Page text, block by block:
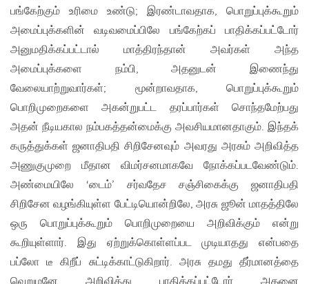
பங்கேற்கும் உரிமை உண்டு; இரண்டாவதாக, பொறுப்புக்கூறும்
அமைப்புக்களின் வடிவமைப்பிலே பங்கேற்கப் பாதிக்கப்பட்டோர்
அனுமதிக்கப்பட்டால் மாத்திரந்தான் அவர்கள் அந்த
அமைப்புக்களை நம்பி, அதனுடன் இணைந்து
வேலையாற்றுவார்கள்; மூன்றாவதாக, பொறுப்புக்கூறும்
பொறிமுறைகளை அகன்றுபட்ட தரப்பார்கள் சொந்தமேற்பது
அதன் நீடியகால நம்பகத்தன்மைக்கு அவசியமானதாகும். இந்தக்
கருத்துக்கள் ஜனாதிபதி சிறிசேனவும் அவரது அரசும் அறிவித்த
அணுகுமுறை மீதான விமர்சனமாகவே நோக்கப்படவேண்டும்.
அண்மையிலே ‘டைம்’ சர்வதேச சஞ்சிகைக்கு ஜனாதிபதி
சிறிசேன வழங்கியுள்ள பேட்டியொன்றிலே, அரசு ஜூன் மாதத்திலே
ஒரு பொறுப்புக்கூறும் பொறிமுறையை அறிவிக்கும் என்று
கூறியுள்ளார். இது ஏற்றுக்கொள்ளப்பட முடியாதது என்பதை
பப்லோ டீ கிறீப் சுட்டிக்காட்டுகிறார். அரசு தமது தீர்மானத்தை